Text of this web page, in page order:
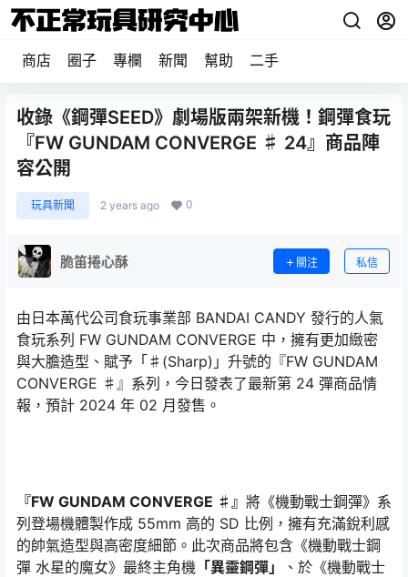
商店 圈子 專欄 新聞 幫助 二手
收錄《鋼彈SEED》劇場版兩架新機！鋼彈食玩
『FW GUNDAM CONVERGE ♯ 24』商品陣
容公開
玩具新聞 2 years ago 0
脆笛捲心酥 關注 私信
由日本萬代公司食玩事業部 BANDAI CANDY 發行的人氣
食玩系列 FW GUNDAM CONVERGE 中，擁有更加緻密
與大膽造型、賦予「♯(Sharp)」升號的『FW GUNDAM
CONVERGE ♯』系列，今日發表了最新第 24 彈商品情
報，預計 2024 年 02 月發售。
『FW GUNDAM CONVERGE ♯』 將《機動戰士鋼彈》系
列登場機體製作成 55mm 高的 SD 比例，擁有充滿銳利感
的帥氣造型與高密度細節。此次商品將包含《機動戰士鋼
彈 水星的魔女》最終主角機 「異靈鋼彈」
、於《機動戰士